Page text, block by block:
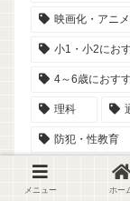
映画化・アニ
小1・小2にお
4～6歳におす
理科
防犯・性教育
メニュー ホー